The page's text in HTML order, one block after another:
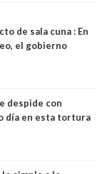
de sala cuna : En
el gobierno
despide con
día en esta tortura